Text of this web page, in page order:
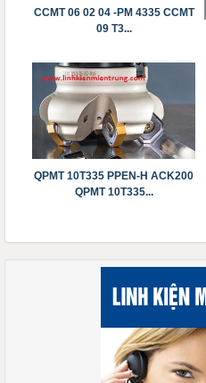
CCMT 06 02 04 -PM 4335 ​​​​​​​CCMT
09 T3...
QPMT 10T335 PPEN-H ACK200
QPMT 10T335...